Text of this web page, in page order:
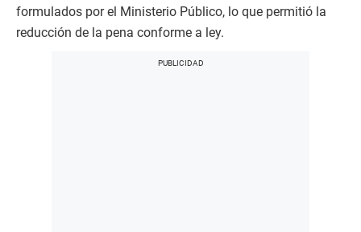
formulados por el Ministerio Público, lo que permitió la
reducción de la pena conforme a ley.